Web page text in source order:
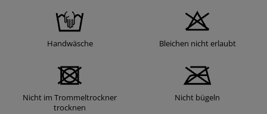
Handwäsche Bleichen nicht erlaubt
Nicht im Trommeltrockner
trocknen
Nicht bügeln